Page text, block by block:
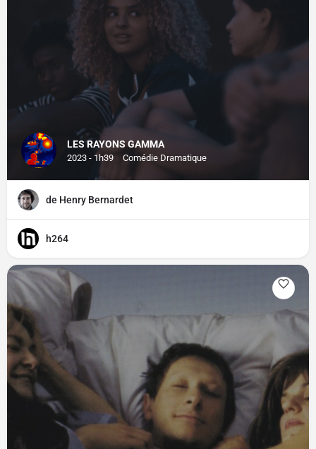
LES RAYONS GAMMA
2023 - 1h39 Comédie Dramatique
de Henry Bernardet
h264